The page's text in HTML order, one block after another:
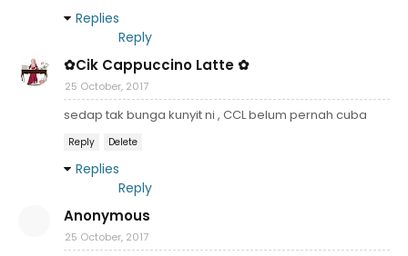
Replies
Reply
✿Cik Cappuccino Latte ✿
25 October, 2017
sedap tak bunga kunyit ni , CCL belum pernah cuba
Reply Delete
Replies
Reply
Anonymous
25 October, 2017